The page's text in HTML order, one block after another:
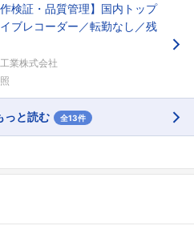
作検証・品質管理】国内トップ
ブレコーダー／転勤なし／残
業株式会社
っと読む 全13件